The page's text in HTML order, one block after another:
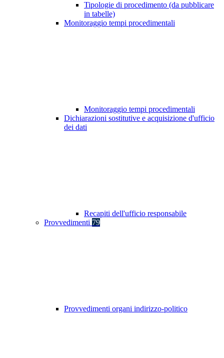
Tipologie di procedimento (da pubblicare
in tabelle)
Monitoraggio tempi procedimentali
Monitoraggio tempi procedimentali
Dichiarazioni sostitutive e acquisizione d'ufficio
dei dati
Recapiti dell'ufficio responsabile
Provvedimenti 79
Provvedimenti organi indirizzo-politico